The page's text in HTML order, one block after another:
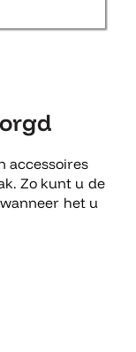
accessoires
Zo kunt u de
het u